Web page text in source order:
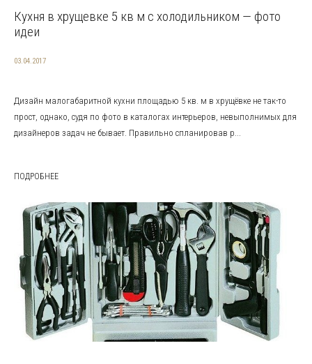
Кухня в хрущевке 5 кв м с холодильником — фото
идеи
03.04.2017
Дизайн малогабаритной кухни площадью 5 кв. м в хрущёвке не так-то
прост, однако, судя по фото в каталогах интерьеров, невыполнимых для
дизайнеров задач не бывает. Правильно спланировав р...
ПОДРОБНЕЕ